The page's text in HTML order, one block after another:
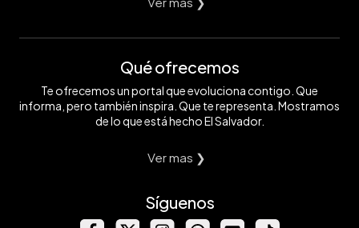
Qué ofrecemos
Te ofrecemos un portal que evoluciona contigo. Que
informa, pero también inspira. Que te representa. Mostramos
de lo que está hecho El Salvador.
Ver mas ❯
Síguenos